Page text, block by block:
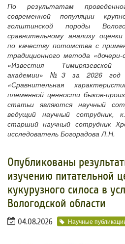
По результатам
современной популяции
голштинской породы
сравнительному анализу
по качеству потомства с
традиционного метода
«Известия Тимирязевской
академии» №3 за 2026 год
«Сравнительная
племенной ценности быков-
статьи являются научный
ведущий научный сотрудник,
старший научный сотрудник
исследователь Богорадова Л.Н.
Опубликованы
изучению питательной
кукурузного силоса в
Вологодской области
04.08.2026 Научные